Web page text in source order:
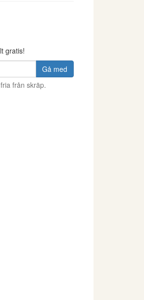
gratis!
Gå med
från skräp.